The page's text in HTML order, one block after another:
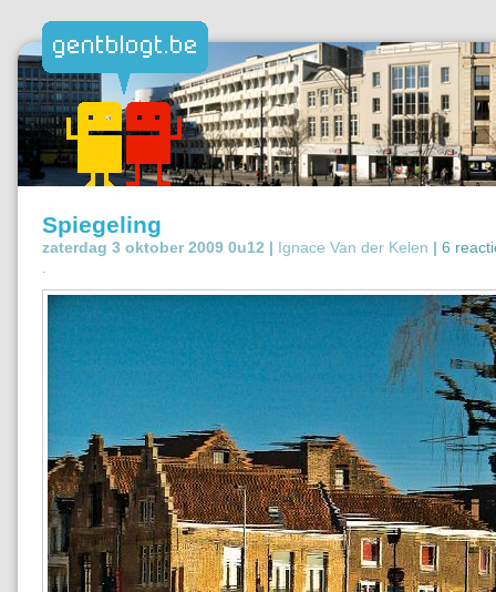
Spiegeling
zaterdag 3 oktober 2009 0u12 | Ignace Van der Kelen | 6